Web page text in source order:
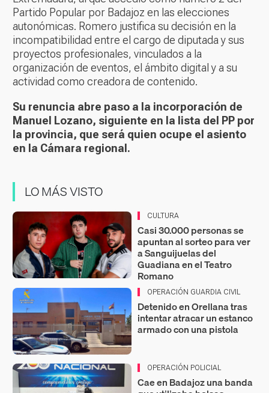
Partido Popular por Badajoz en las elecciones
autonómicas. Romero justifica su decisión en la
incompatibilidad entre el cargo de diputada y sus
proyectos profesionales, vinculados a la
organización de eventos, el ámbito digital y a su
actividad como creadora de contenido.
Su renuncia abre paso a la incorporación de
Manuel Lozano, siguiente en la lista del PP por
la provincia, que será quien ocupe el asiento
en la Cámara regional.
LO MÁS VISTO
CULTURA
Casi 30.000 personas se
apuntan al sorteo para ver
a Sanguijuelas del
Guadiana en el Teatro
Romano
OPERACIÓN GUARDIA CIVIL
Detenido en Orellana tras
intentar atracar un estanco
armado con una pistola
OPERACIÓN POLICIAL
Cae en Badajoz una banda